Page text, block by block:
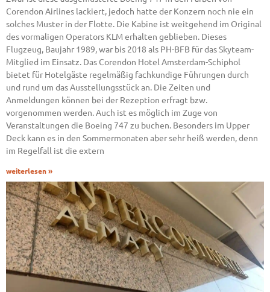
Corendon Airlines lackiert, jedoch hatte der Konzern noch nie ein
solches Muster in der Flotte. Die Kabine ist weitgehend im Original
des vormaligen Operators KLM erhalten geblieben. Dieses
Flugzeug, Baujahr 1989, war bis 2018 als PH-BFB für das Skyteam-
Mitglied im Einsatz. Das Corendon Hotel Amsterdam-Schiphol
bietet für Hotelgäste regelmäßig fachkundige Führungen durch
und rund um das Ausstellungsstück an. Die Zeiten und
Anmeldungen können bei der Rezeption erfragt bzw.
vorgenommen werden. Auch ist es möglich im Zuge von
Veranstaltungen die Boeing 747 zu buchen. Besonders im Upper
Deck kann es in den Sommermonaten aber sehr heiß werden, denn
im Regelfall ist die extern
weiterlesen »